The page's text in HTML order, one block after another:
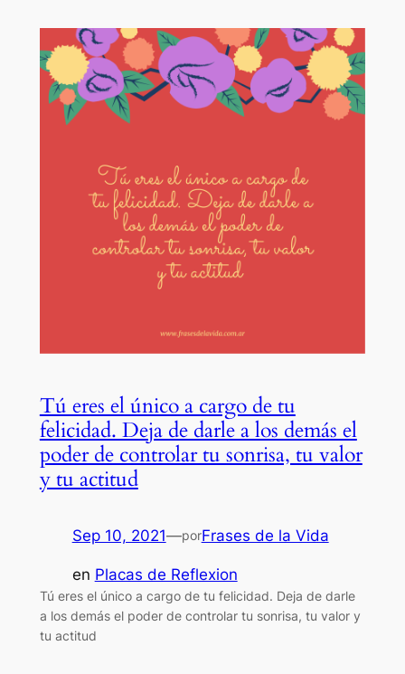
Tú eres el único a cargo de tu
felicidad. Deja de darle a los demás el
poder de controlar tu sonrisa, tu valor
y tu actitud
Sep 10, 2021—porFrases de la Vida
en Placas de Reflexion
Tú eres el único a cargo de tu felicidad. Deja de darle
a los demás el poder de controlar tu sonrisa, tu valor y
tu actitud